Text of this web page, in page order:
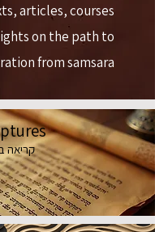
articles, courses
on the path to
from samsara
קריאה